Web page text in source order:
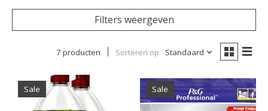
Filters weergeven
7 producten Sorteren op Standaard
Sale Sale